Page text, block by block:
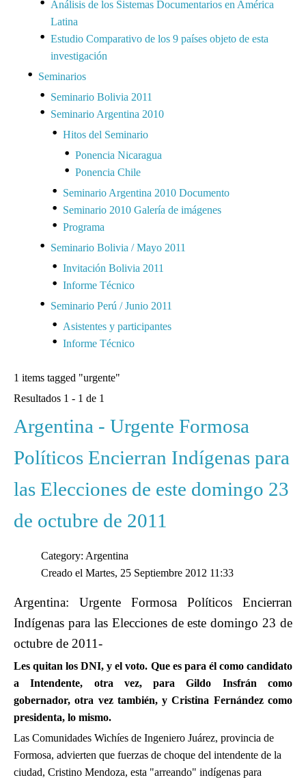
Análisis de los Sistemas Documentarios en América
Latina
Estudio Comparativo de los 9 países objeto de esta
investigación
Seminarios
Seminario Bolivia 2011
Seminario Argentina 2010
Hitos del Seminario
Ponencia Nicaragua
Ponencia Chile
Seminario Argentina 2010 Documento
Seminario 2010 Galería de imágenes
Programa
Seminario Bolivia / Mayo 2011
Invitación Bolivia 2011
Informe Técnico
Seminario Perú / Junio 2011
Asistentes y participantes
Informe Técnico
1 items tagged "urgente"
Resultados 1 - 1 de 1
Argentina - Urgente Formosa
Políticos Encierran Indígenas para
las Elecciones de este domingo 23
de octubre de 2011
Category: Argentina
Creado el Martes, 25 Septiembre 2012 11:33
Argentina: Urgente Formosa Políticos Encierran
Indígenas para las Elecciones de este domingo 23 de
octubre de 2011-
Les quitan los DNI, y el voto. Que es para él como candidato
a Intendente, otra vez, para Gildo Insfrán como
gobernador, otra vez también, y Cristina Fernández como
presidenta, lo mismo.
Las Comunidades Wichíes de Ingeniero Juárez, provincia de
Formosa, advierten que fuerzas de choque del intendente de la
ciudad, Cristino Mendoza, esta "arreando" indígenas para